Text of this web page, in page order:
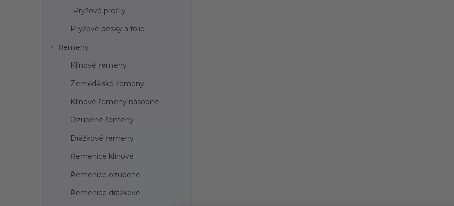
Pryžové profily
Pryžové desky a fólie
Řemeny
Klínové řemeny
Zemědělské řemeny
Klínové řemeny násobné
Ozubené řemeny
Drážkové řemeny
Řemenice klínové
Řemenice ozubené
Řemenice drážkové